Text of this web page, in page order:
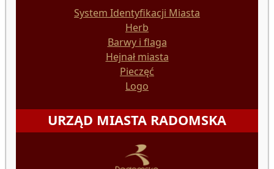
System Identyfikacji Miasta
Herb
Barwy i flaga
Hejnał miasta
Pieczęć
Logo
URZĄD MIASTA RADOMSKA